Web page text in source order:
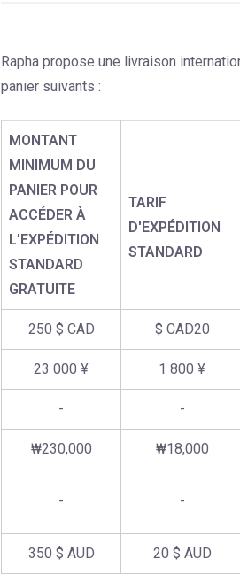
Rapha propose une livraison
panier suivants :
MONTANT
MINIMUM DU
PANIER POUR
ACCÉDER À
L’EXPÉDITION
STANDARD
GRATUITE
TARIF
D'EXPÉDITION
STANDARD
250 $ CAD $ CAD20
23 000 ¥ 1 800 ¥
- -
₩230,000 ₩18,000
- -
350 $ AUD 20 $ AUD